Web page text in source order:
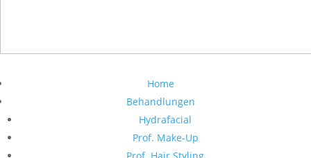
Home
Behandlungen
Hydrafacial
Prof. Make-Up